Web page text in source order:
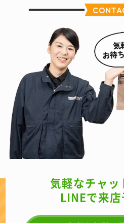
気軽なチャッ
LINEで来